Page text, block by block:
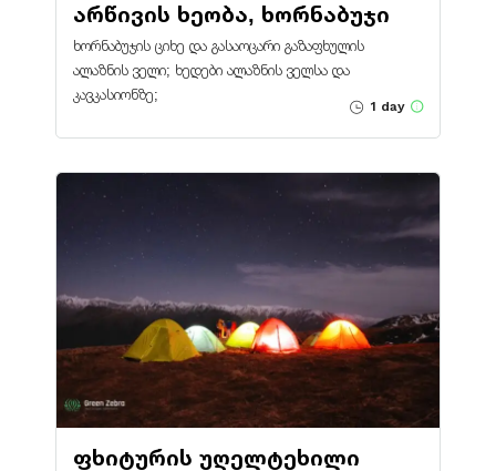
არწივის ხეობა, ხორნაბუჯი
ხორნაბუჯის ციხე და გასაოცარი გაზაფხულის
ალაზნის ველი; ხედები ალაზნის ველსა და
კავკასიონზე;
1 day
ფხიტურის უღელტეხილი